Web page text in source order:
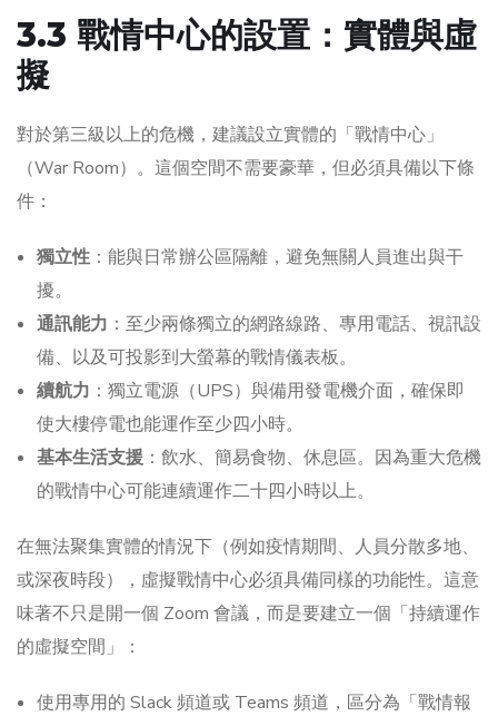
3.3 戰情中心的設置：實體與虛
擬
對於第三級以上的危機，建議設立實體的「戰情中心」
（War Room）。這個空間不需要豪華，但必須具備以下條
件：
獨立性 ：能與日常辦公區隔離，避免無關人員進出與干
擾。
通訊能力 ：至少兩條獨立的網路線路、專用電話、視訊設
備、以及可投影到大螢幕的戰情儀表板。
續航力 ：獨立電源（UPS）與備用發電機介面，確保即
使大樓停電也能運作至少四小時。
基本生活支援 ：飲水、簡易食物、休息區。因為重大危機
的戰情中心可能連續運作二十四小時以上。
在無法聚集實體的情況下（例如疫情期間、人員分散多地、
或深夜時段），虛擬戰情中心必須具備同樣的功能性。這意
味著不只是開一個 Zoom 會議，而是要建立一個「持續運作
的虛擬空間」：
使用專用的 Slack 頻道或 Teams 頻道，區分為「戰情報